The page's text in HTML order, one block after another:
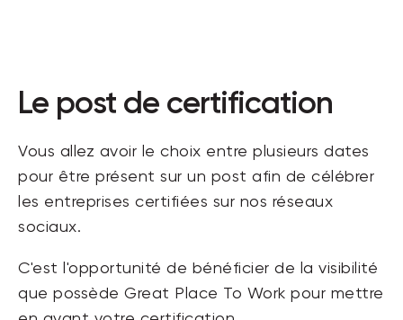
Le post de certification
Vous allez avoir le choix entre plusieurs dates
pour être présent sur un post afin de célébrer
les entreprises certifiées sur nos réseaux
sociaux.
C'est l'opportunité de bénéficier de la visibilité
que possède Great Place To Work pour mettre